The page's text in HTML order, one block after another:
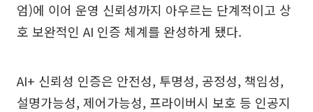
엄)에 이어 운영 신뢰성까지 아우르는 단계적이고 상
호 보완적인 AI 인증 체계를 완성하게 됐다.
AI+ 신뢰성 인증은 안전성, 투명성, 공정성, 책임성,
설명가능성, 제어가능성, 프라이버시 보호 등 인공지